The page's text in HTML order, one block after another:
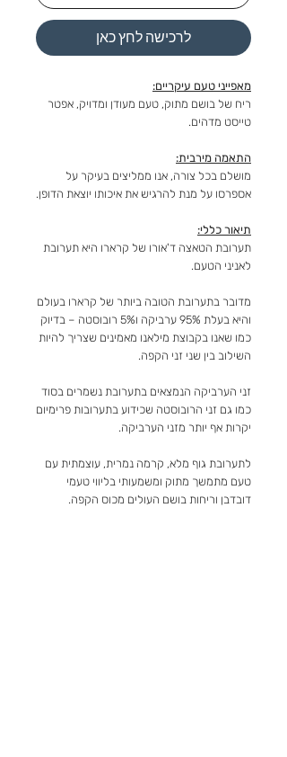
לרכישה לחץ כאן
מאפייני טעם עיקריים:
ריח של בושם מתוק, טעם מעודן ומדויק, אפטר
טייסט מדהים.
התאמה מירבית:
מושלם בכל צורה, אנו ממליצים בעיקר על
אספרסו על מנת להרגיש את איכותו יוצאת הדופן.
תיאור כללי:
תערובת הטאצה ד'אורו של קרארו היא תערובת
לאניני הטעם.
מדובר בתערובת הטובה ביותר של קרארו בעולם
והיא בעלת 95% ערביקה ו5% רובוסטה – בדיוק
כמו שאנו בקבוצת מילאנו מאמינים שצריך להיות
השילוב בין שני זני הקפה.
זני הערביקה הנמצאים בתערובת נשמרים בסוד
כמו גם זני הרובוסטה שכידוע בתערובות פרימיום
יקרות אף יותר מזני הערביקה.
לתערובת גוף מלא, קרמה נמרית, עוצמתית עם
טעם מתמשך מתוק ומשמעותי בליווי טעמי
דובדבן וריחות בושם העולים מכוס הקפה.